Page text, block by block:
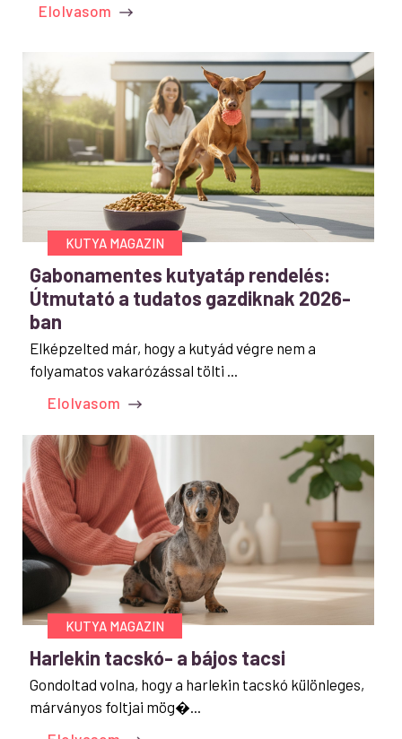
Elolvasom
KUTYA MAGAZIN
Gabonamentes kutyatáp rendelés:
Útmutató a tudatos gazdiknak 2026-
ban
Elképzelted már, hogy a kutyád végre nem a
folyamatos vakarózással tölti ...
Elolvasom
KUTYA MAGAZIN
Harlekin tacskó- a bájos tacsi
Gondoltad volna, hogy a harlekin tacskó különleges,
márványos foltjai mög�...